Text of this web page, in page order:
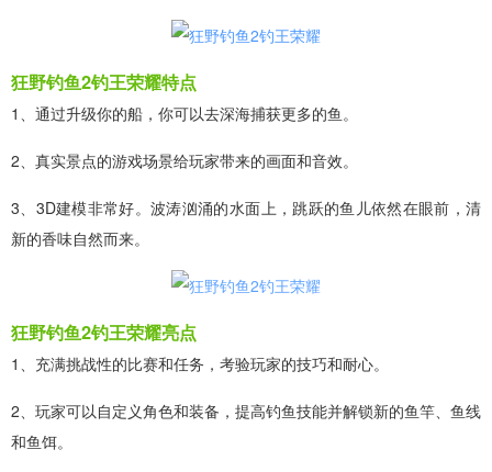
狂野钓鱼2钓王荣耀特点
1、通过升级你的船，你可以去深海捕获更多的鱼。
2、真实景点的游戏场景给玩家带来的画面和音效。
3、3D建模非常好。波涛汹涌的水面上，跳跃的鱼儿依然在眼前，清
新的香味自然而来。
狂野钓鱼2钓王荣耀亮点
1、充满挑战性的比赛和任务，考验玩家的技巧和耐心。
2、玩家可以自定义角色和装备，提高钓鱼技能并解锁新的鱼竿、鱼线
和鱼饵。